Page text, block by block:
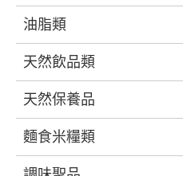
油脂類
天然飲品類
天然保養品
麵食米糧類